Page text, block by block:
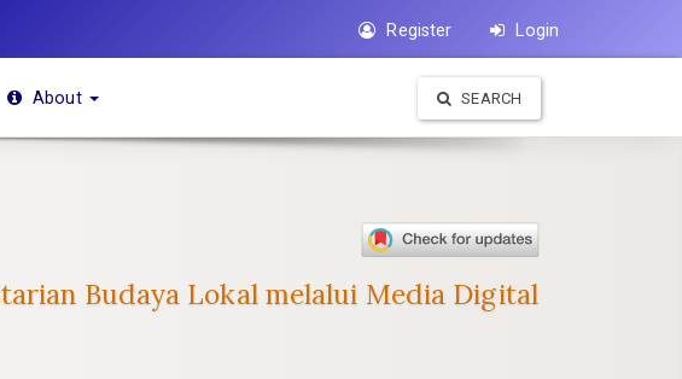
Register Login
About SEARCH
Budaya Lokal melalui Media Digital